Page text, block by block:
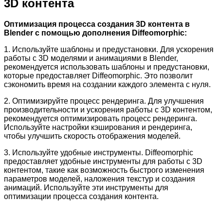
3D контента
Оптимизация процесса создания 3D контента в
Blender с помощью дополнения Diffeomorphic:
1. Используйте шаблоны и предустановки. Для ускорения
работы с 3D моделями и анимациями в Blender,
рекомендуется использовать шаблоны и предустановки,
которые предоставляет Diffeomorphic. Это позволит
сэкономить время на создании каждого элемента с нуля.
2. Оптимизируйте процесс рендеринга. Для улучшения
производительности и ускорения работы с 3D контентом,
рекомендуется оптимизировать процесс рендеринга.
Используйте настройки кэширования и рендеринга,
чтобы улучшить скорость отображения моделей.
3. Используйте удобные инструменты. Diffeomorphic
предоставляет удобные инструменты для работы с 3D
контентом, такие как возможность быстрого изменения
параметров моделей, наложения текстур и создания
анимаций. Используйте эти инструменты для
оптимизации процесса создания контента.